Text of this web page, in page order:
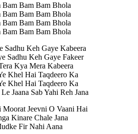
Bam Bam Bam Bhola
Bam Bam Bam Bhola
Bam Bam Bam Bhola
Bam Bam Bam Bhola
Sadhu Keh Gaye Kabeera
Sadhu Keh Gaye Fakeer
Kya Mera Kabeera
Khel Hai Taqdeero Ka
Khel Hai Taqdeero Ka
Jaana Sab Yahi Reh Jana
Jeevni O Vaani Hai
Kinare Chale Jana
Fir Nahi Aana